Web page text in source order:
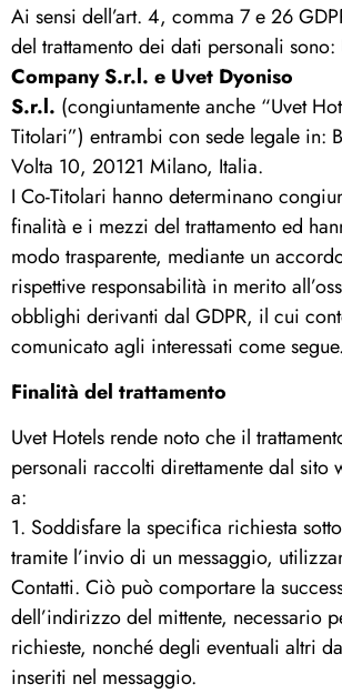
Ai sensi dell’art. 4, comma 7 e 26
del trattamento dei dati personali sono:
Company S.r.l. e Uvet Dyoniso
S.r.l. (congiuntamente anche “Uvet
Titolari”) entrambi con sede legale in:
Volta 10, 20121 Milano, Italia.
I Co-Titolari hanno determinano
finalità e i mezzi del trattamento ed
modo trasparente, mediante un
rispettive responsabilità in merito
obblighi derivanti dal GDPR, il cui
comunicato agli interessati come segue.
Finalità del trattamento
Uvet Hotels rende noto che il
personali raccolti direttamente dal sito
a:
1. Soddisfare la specifica richiesta
tramite l’invio di un messaggio,
Contatti. Ciò può comportare la
dell’indirizzo del mittente, necessario
richieste, nonché degli eventuali altri
inseriti nel messaggio.